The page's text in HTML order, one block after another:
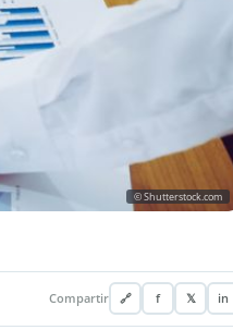
© Shutterstock.com
Compartir 🔗 f 𝕏 in